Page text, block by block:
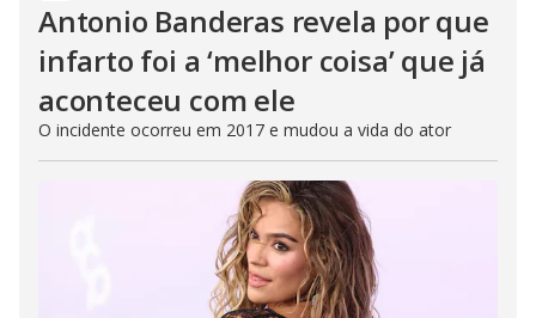
Antonio Banderas revela por que
infarto foi a ‘melhor coisa’ que já
aconteceu com ele
O incidente ocorreu em 2017 e mudou a vida do ator